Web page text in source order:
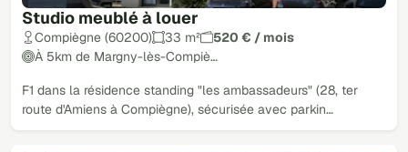
Studio meublé à louer
Compiègne (60200) 33 m²
520 € / mois
À 5km de Margny-lès-Compiè…
F1 dans la résidence standing "les ambassadeurs" (28, ter
route d'Amiens à Compiègne), sécurisée avec parkin…